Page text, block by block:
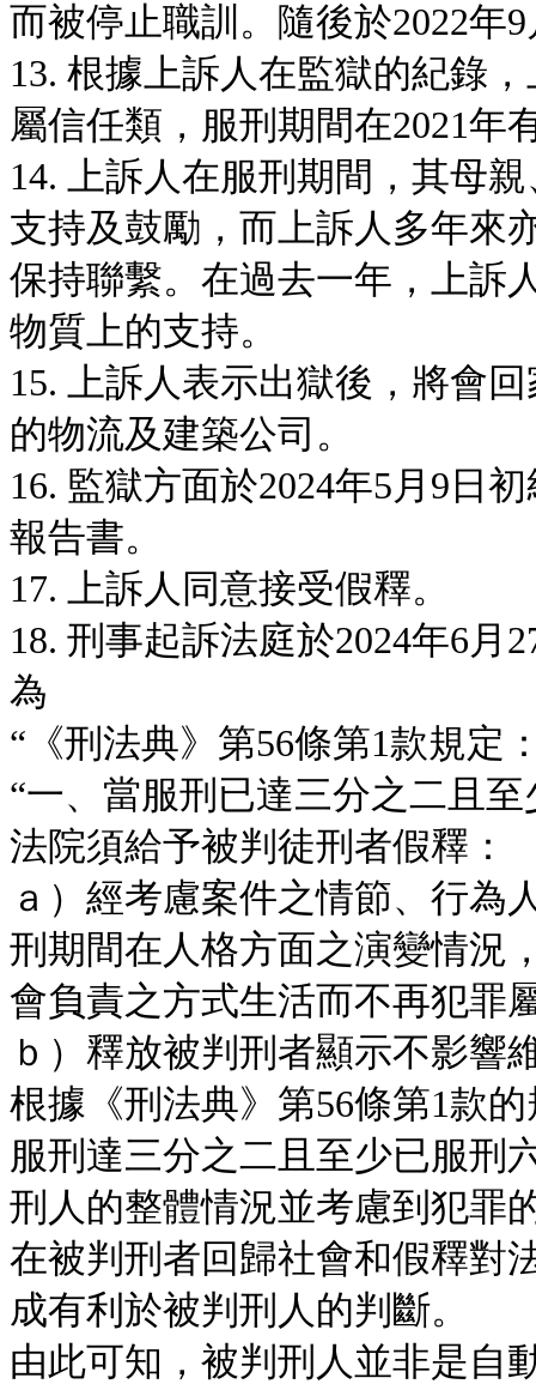
而被停止職訓。隨後於2022年
13. 根據上訴人在監獄的紀錄
屬信任類，服刑期間在2021年
14. 上訴人在服刑期間，其母
支持及鼓勵，而上訴人多年來
保持聯繫。在過去一年，上訴
物質上的支持。
15. 上訴人表示出獄後，將會
的物流及建築公司。
16. 監獄方面於2024年5月9日
報告書。
17. 上訴人同意接受假釋。
18. 刑事起訴法庭於2024年6
為
“《刑法典》第56條第1款規定
“一、當服刑已達三分之二且
法院須給予被判徒刑者假釋：
ａ）經考慮案件之情節、行為
刑期間在人格方面之演變情況
會負責之方式生活而不再犯罪
ｂ）釋放被判刑者顯示不影響
根據《刑法典》第56條第1款
服刑達三分之二且至少已服刑
刑人的整體情況並考慮到犯罪
在被判刑者回歸社會和假釋對
成有利於被判刑人的判斷。
由此可知，被判刑人並非是自